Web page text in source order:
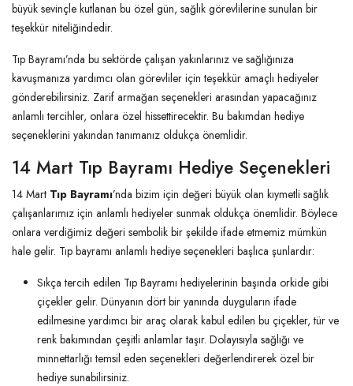
büyük sevinçle kutlanan bu özel gün, sağlık görevlilerine sunulan bir
teşekkür niteliğindedir.
Tıp Bayramı’nda bu sektörde çalışan yakınlarınız ve sağlığınıza
kavuşmanıza yardımcı olan görevliler için teşekkür amaçlı hediyeler
gönderebilirsiniz. Zarif armağan seçenekleri arasından yapacağınız
anlamlı tercihler, onlara özel hissettirecektir. Bu bakımdan hediye
seçeneklerini yakından tanımanız oldukça önemlidir.
14 Mart Tıp Bayramı Hediye Seçenekleri
14 Mart Tıp Bayramı’nda bizim için değeri büyük olan kıymetli sağlık
çalışanlarımız için anlamlı hediyeler sunmak oldukça önemlidir. Böylece
onlara verdiğimiz değeri sembolik bir şekilde ifade etmemiz mümkün
hale gelir. Tıp bayramı anlamlı hediye seçenekleri başlıca şunlardır:
Sıkça tercih edilen Tıp Bayramı hediyelerinin başında orkide gibi
çiçekler gelir. Dünyanın dört bir yanında duyguların ifade
edilmesine yardımcı bir araç olarak kabul edilen bu çiçekler, tür ve
renk bakımından çeşitli anlamlar taşır. Dolayısıyla sağlığı ve
minnettarlığı temsil eden seçenekleri değerlendirerek özel bir
hediye sunabilirsiniz.